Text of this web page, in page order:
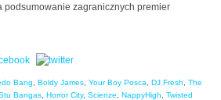
podsumowanie zagranicznych premier
Bang Boldy James Your Boy Posca DJ.Fresh
The
Bangas Horror City, Scienze NappyHigh
Twisted